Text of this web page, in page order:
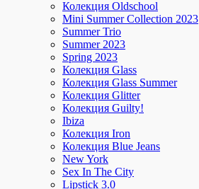
Колекция Oldschool
Mini Summer Collection 2023
Summer Trio
Summer 2023
Spring 2023
Колекция Glass
Колекция Glass Summer
Колекция Glitter
Колекция Guilty!
Ibiza
Колекция Iron
Колекция Blue Jeans
New York
Sex In The City
Lipstick 3.0